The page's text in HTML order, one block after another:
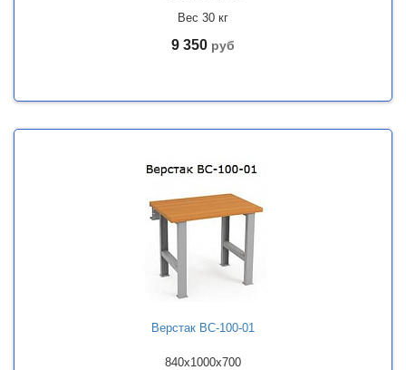
Вес 30 кг
9 350 руб
Верстак ВС-100-01
840x1000x700